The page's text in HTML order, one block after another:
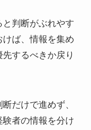
判断がぶれやす
ば、情報を集め
するべきか戻り
だけで進めず、
者の情報を分け